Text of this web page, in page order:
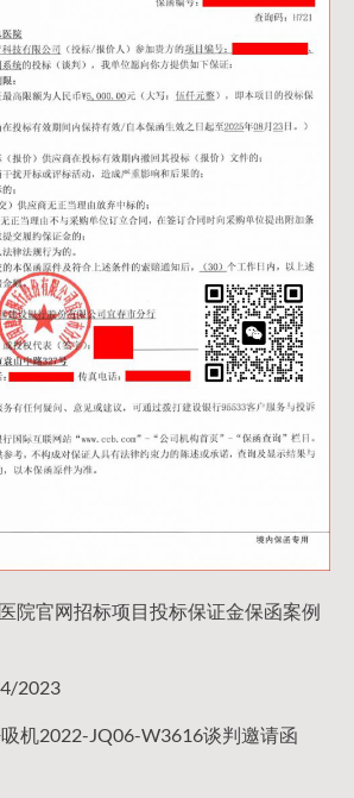
院官网招标项目投标保证金保函案例
2023
机2022-JQ06-W3616谈判邀请函